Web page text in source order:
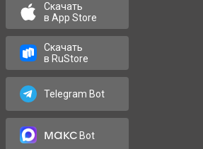
Скачать
в App Store
Скачать
в RuStore
Telegram Bot
максBot